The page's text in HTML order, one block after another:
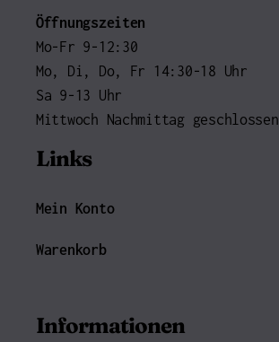
Öffnungszeiten
Mo-Fr 9-12:30
Mo, Di, Do, Fr 14:30-18 Uhr
Sa 9-13 Uhr
Mittwoch Nachmittag geschlossen
Links
Mein Konto
Warenkorb
Informationen